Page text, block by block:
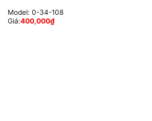
Model: 0-34-108
Giá:400,000₫